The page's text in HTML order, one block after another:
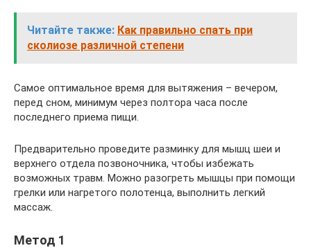
Читайте также: Как правильно спать при
сколиозе различной степени
Самое оптимальное время для вытяжения – вечером,
перед сном, минимум через полтора часа после
последнего приема пищи.
Предварительно проведите разминку для мышц шеи и
верхнего отдела позвоночника, чтобы избежать
возможных травм. Можно разогреть мышцы при помощи
грелки или нагретого полотенца, выполнить легкий
массаж.
Метод 1